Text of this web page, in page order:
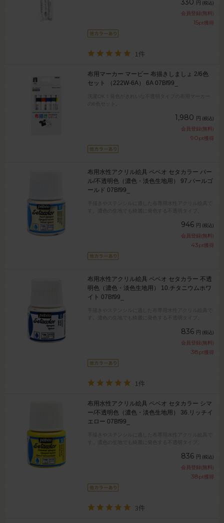
330 円 (税込)
会員登録(無料)
15pt獲得
1件
布用マーカー マービー 布描きしましょ 2/6色
セット （222W-6A） 6A 07Bf99_
洗濯OK！発色がきれいな不透明タイプの布用マーカー
の6色セット。
1,980 円 (税込)
会員登録(無料)
90pt獲得
布用水性アクリル絵具 ペベオ セタカラー パー
ル/不透明色（濃色・淡色生地用） 97.パールゴ
ールド 07Bf99_
手描きやステンシルに適した布専用水性アクリル絵具で
す。濃色の生地でも綺麗に発色する不透明タイプ。
946 円 (税込)
会員登録(無料)
43pt獲得
布用水性アクリル絵具 ペベオ セタカラー 不透
明色（濃色・淡色生地用） 10.チタニウムホワ
イト 07Bf99_
手描きやステンシルに適した布専用水性アクリル絵具で
す。濃色の生地でも綺麗に発色する不透明タイプ。
836 円 (税込)
会員登録(無料)
38pt獲得
1件
布用水性アクリル絵具 ペベオ セタカラー シマ
ー/不透明色（濃色・淡色生地用） 36.リッチイ
エロー 07Bf99_
手描きやステンシルに適した布専用水性アクリル絵具で
す。濃色の生地でも綺麗に発色する不透明タイプ。
836 円 (税込)
会員登録(無料)
38pt獲得
3件